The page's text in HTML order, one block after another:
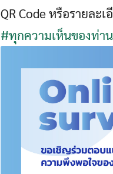
QR Code หรือรายละ
#ทุกความเห็นของท่า